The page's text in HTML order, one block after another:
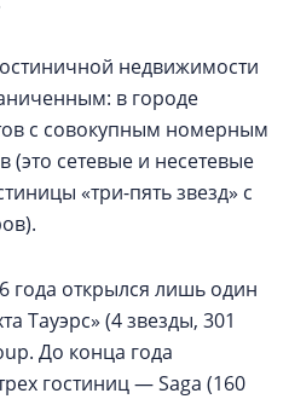
недвижимости
в городе
с совокупным номерным
сетевые и несетевые
«три-пять звезд» с
года открылся лишь один
Тауэрс» (4 звезды, 301
До конца года
гостиниц — Saga (160